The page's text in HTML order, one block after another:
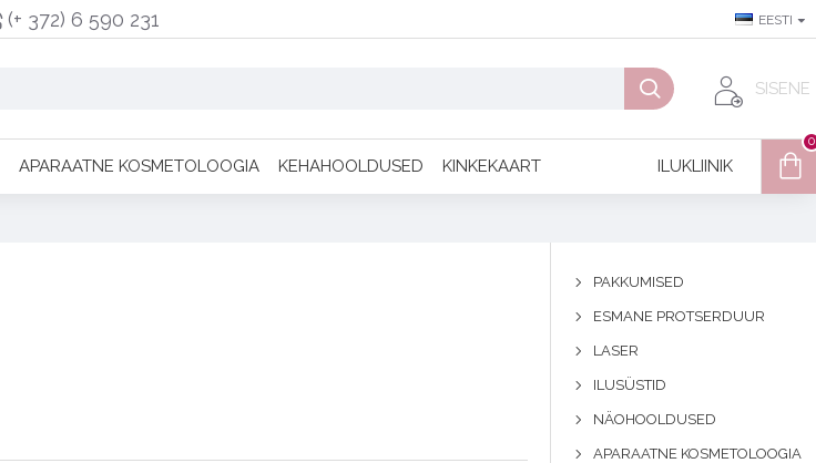
(+ 372) 6 590 231 EESTI
SISENE
APARAATNE KOSMETOLOOGIA KEHAHOOLDUSED KINKEKAART ILUKLIINIK
0
PAKKUMISED
ESMANE PROTSERDUUR
LASER
ILUSÜSTID
NÄOHOOLDUSED
APARAATNE KOSMETOLOOGIA